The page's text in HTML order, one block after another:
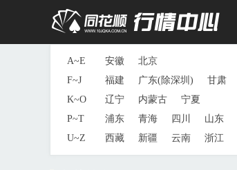
A~E 安徽
北京
F~J
福建 广东(除深圳) 甘肃
K~O
辽宁 内蒙古
宁夏
P~T
浦东 青海 四川 山东
U~Z
西藏 新疆 云南 浙江